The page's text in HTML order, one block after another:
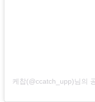
케찹(@ccatch_upp)님의